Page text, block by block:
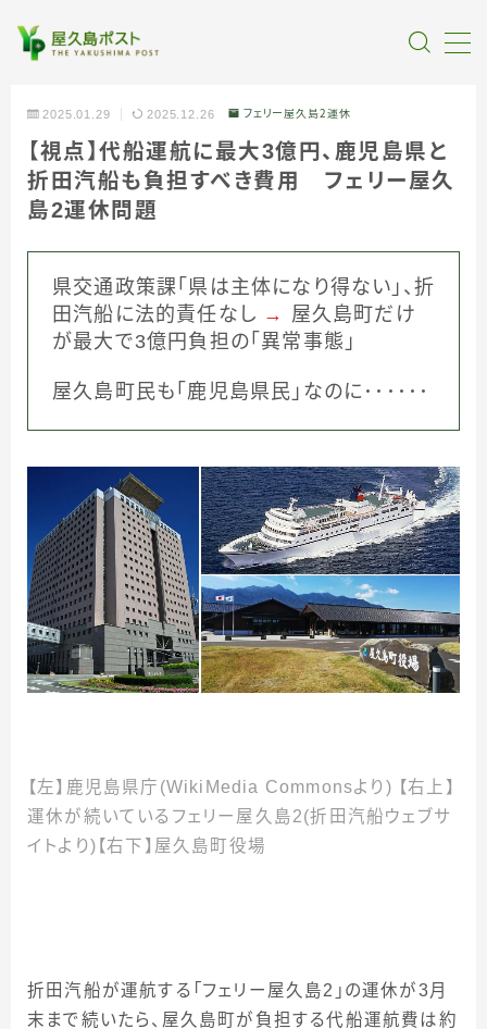
全記事カテゴリー
私たちについて
受賞・報道
情報提供
2025.01.29 2025.12.26 フェリー屋久島２運休
【視点】代船運航に最大3億円、鹿児島県と
折田汽船も負担すべき費用 フェリー屋久
島2運休問題
県交通政策課「県は主体になり得ない」、折
田汽船に法的責任なし → 屋久島町だけ
が最大で3億円負担の「異常事態」
屋久島町民も「鹿児島県民」なのに･･････
【左】鹿児島県庁(WikiMedia Commonsより) 【右上】
運休が続いているフェリー屋久島2(折田汽船ウェブサ
イトより)【右下】屋久島町役場
折田汽船が運航する「フェリー屋久島2」の運休が3月
末まで続いたら、屋久島町が負担する代船運航費は約